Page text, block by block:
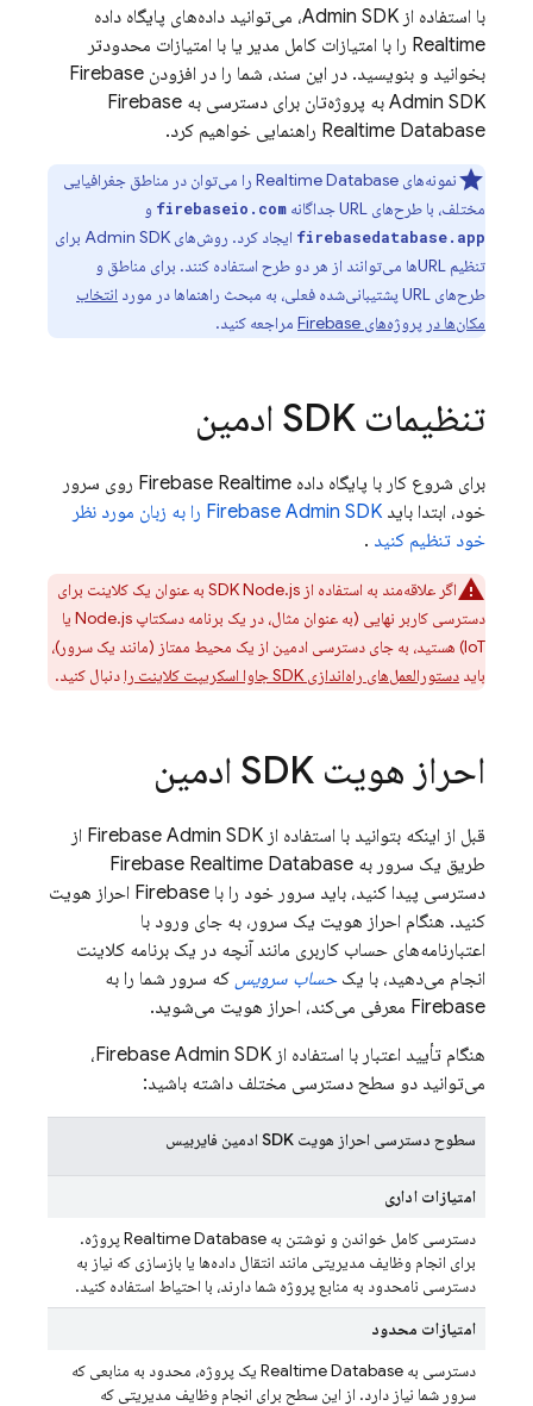
با استفاده از Admin SDK، می‌توانید داده‌های پایگاه داده
Realtime را با امتیازات کامل مدیر یا با امتیازات محدودتر
بخوانید و بنویسید. در این سند، شما را در افزودن Firebase
Admin SDK به پروژه‌تان برای دسترسی به
Firebase
Realtime Database راهنمایی خواهیم کرد.
نمونه‌های Realtime Database را می‌توان در مناطق جغرافیایی
مختلف، با طرح‌های URL جداگانه
firebaseio.com و
firebasedatabase.app ایجاد کرد. روش‌های Admin SDK برای
تنظیم URLها می‌توانند از هر دو طرح استفاده کنند. برای مناطق و
طرح‌های URL پشتیبانی‌شده فعلی، به مبحث راهنماها در مورد
انتخاب
مکان‌ها در پروژه‌های Firebase
مراجعه کنید.
تنظیمات SDK ادمین
برای شروع کار با پایگاه داده Firebase Realtime روی سرور
خود، ابتدا باید
Firebase Admin SDK را به زبان مورد نظر
خود تنظیم کنید .
اگر علاقه‌مند به استفاده از SDK Node.js به عنوان یک کلاینت برای
دسترسی کاربر نهایی (به عنوان مثال، در یک برنامه دسکتاپ Node.js یا
IoT) هستید، به جای دسترسی ادمین از یک محیط ممتاز (مانند یک سرور)،
باید دستورالعمل‌های راه‌اندازی SDK جاوا اسکریپت کلاینت را دنبال کنید.
احراز هویت SDK ادمین
قبل از اینکه بتوانید با استفاده از Firebase Admin SDK از
طریق یک سرور به Firebase Realtime Database
دسترسی پیدا کنید، باید سرور خود را با Firebase احراز هویت
کنید. هنگام احراز هویت یک سرور، به جای ورود با
اعتبارنامه‌های حساب کاربری مانند آنچه در یک برنامه کلاینت
انجام می‌دهید، با یک حساب سرویس که سرور شما را به
Firebase معرفی می‌کند، احراز هویت می‌شوید.
هنگام تأیید اعتبار با استفاده از Firebase Admin SDK،
می‌توانید دو سطح دسترسی مختلف داشته باشید:
سطوح دسترسی احراز هویت SDK ادمین فایربیس
امتیازات اداری
دسترسی کامل خواندن و نوشتن به Realtime Database پروژه.
برای انجام وظایف مدیریتی مانند انتقال داده‌ها یا بازسازی که نیاز به
دسترسی نامحدود به منابع پروژه شما دارند، با احتیاط استفاده کنید.
امتیازات محدود
دسترسی به Realtime Database یک پروژه، محدود به منابعی که
سرور شما نیاز دارد. از این سطح برای انجام وظایف مدیریتی که